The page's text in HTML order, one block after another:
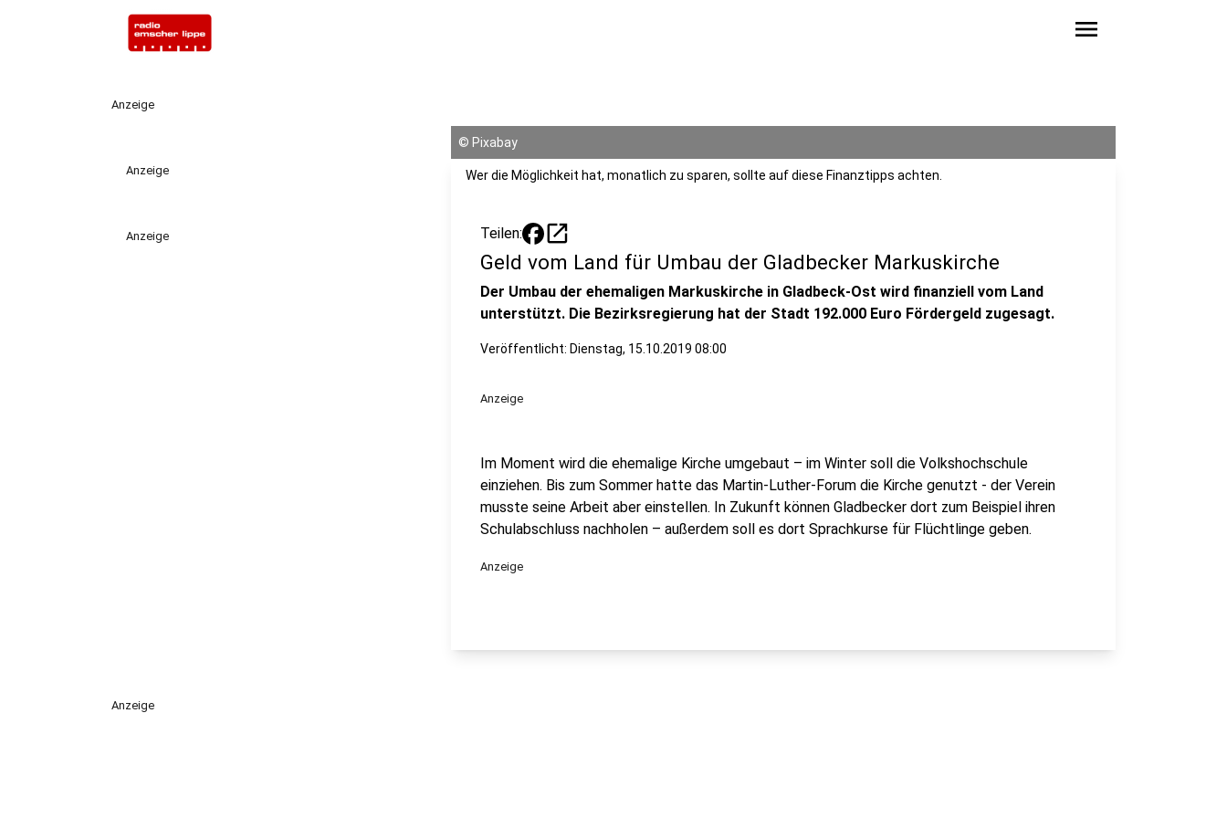
menu
Anzeige
Anzeige
Anzeige
© Pixabay
Wer die Möglichkeit hat, monatlich zu sparen, sollte auf diese Finanztipps achten.
Teilen: open_in_new
Geld vom Land für Umbau der Gladbecker Markuskirche
Der Umbau der ehemaligen Markuskirche in Gladbeck-Ost wird finanziell vom Land
unterstützt. Die Bezirksregierung hat der Stadt 192.000 Euro Fördergeld zugesagt.
Veröffentlicht: Dienstag, 15.10.2019 08:00
Anzeige
Im Moment wird die ehemalige Kirche umgebaut – im Winter soll die Volkshochschule
einziehen. Bis zum Sommer hatte das Martin-Luther-Forum die Kirche genutzt - der Verein
musste seine Arbeit aber einstellen. In Zukunft können Gladbecker dort zum Beispiel ihren
Schulabschluss nachholen – außerdem soll es dort Sprachkurse für Flüchtlinge geben.
Anzeige
Anzeige